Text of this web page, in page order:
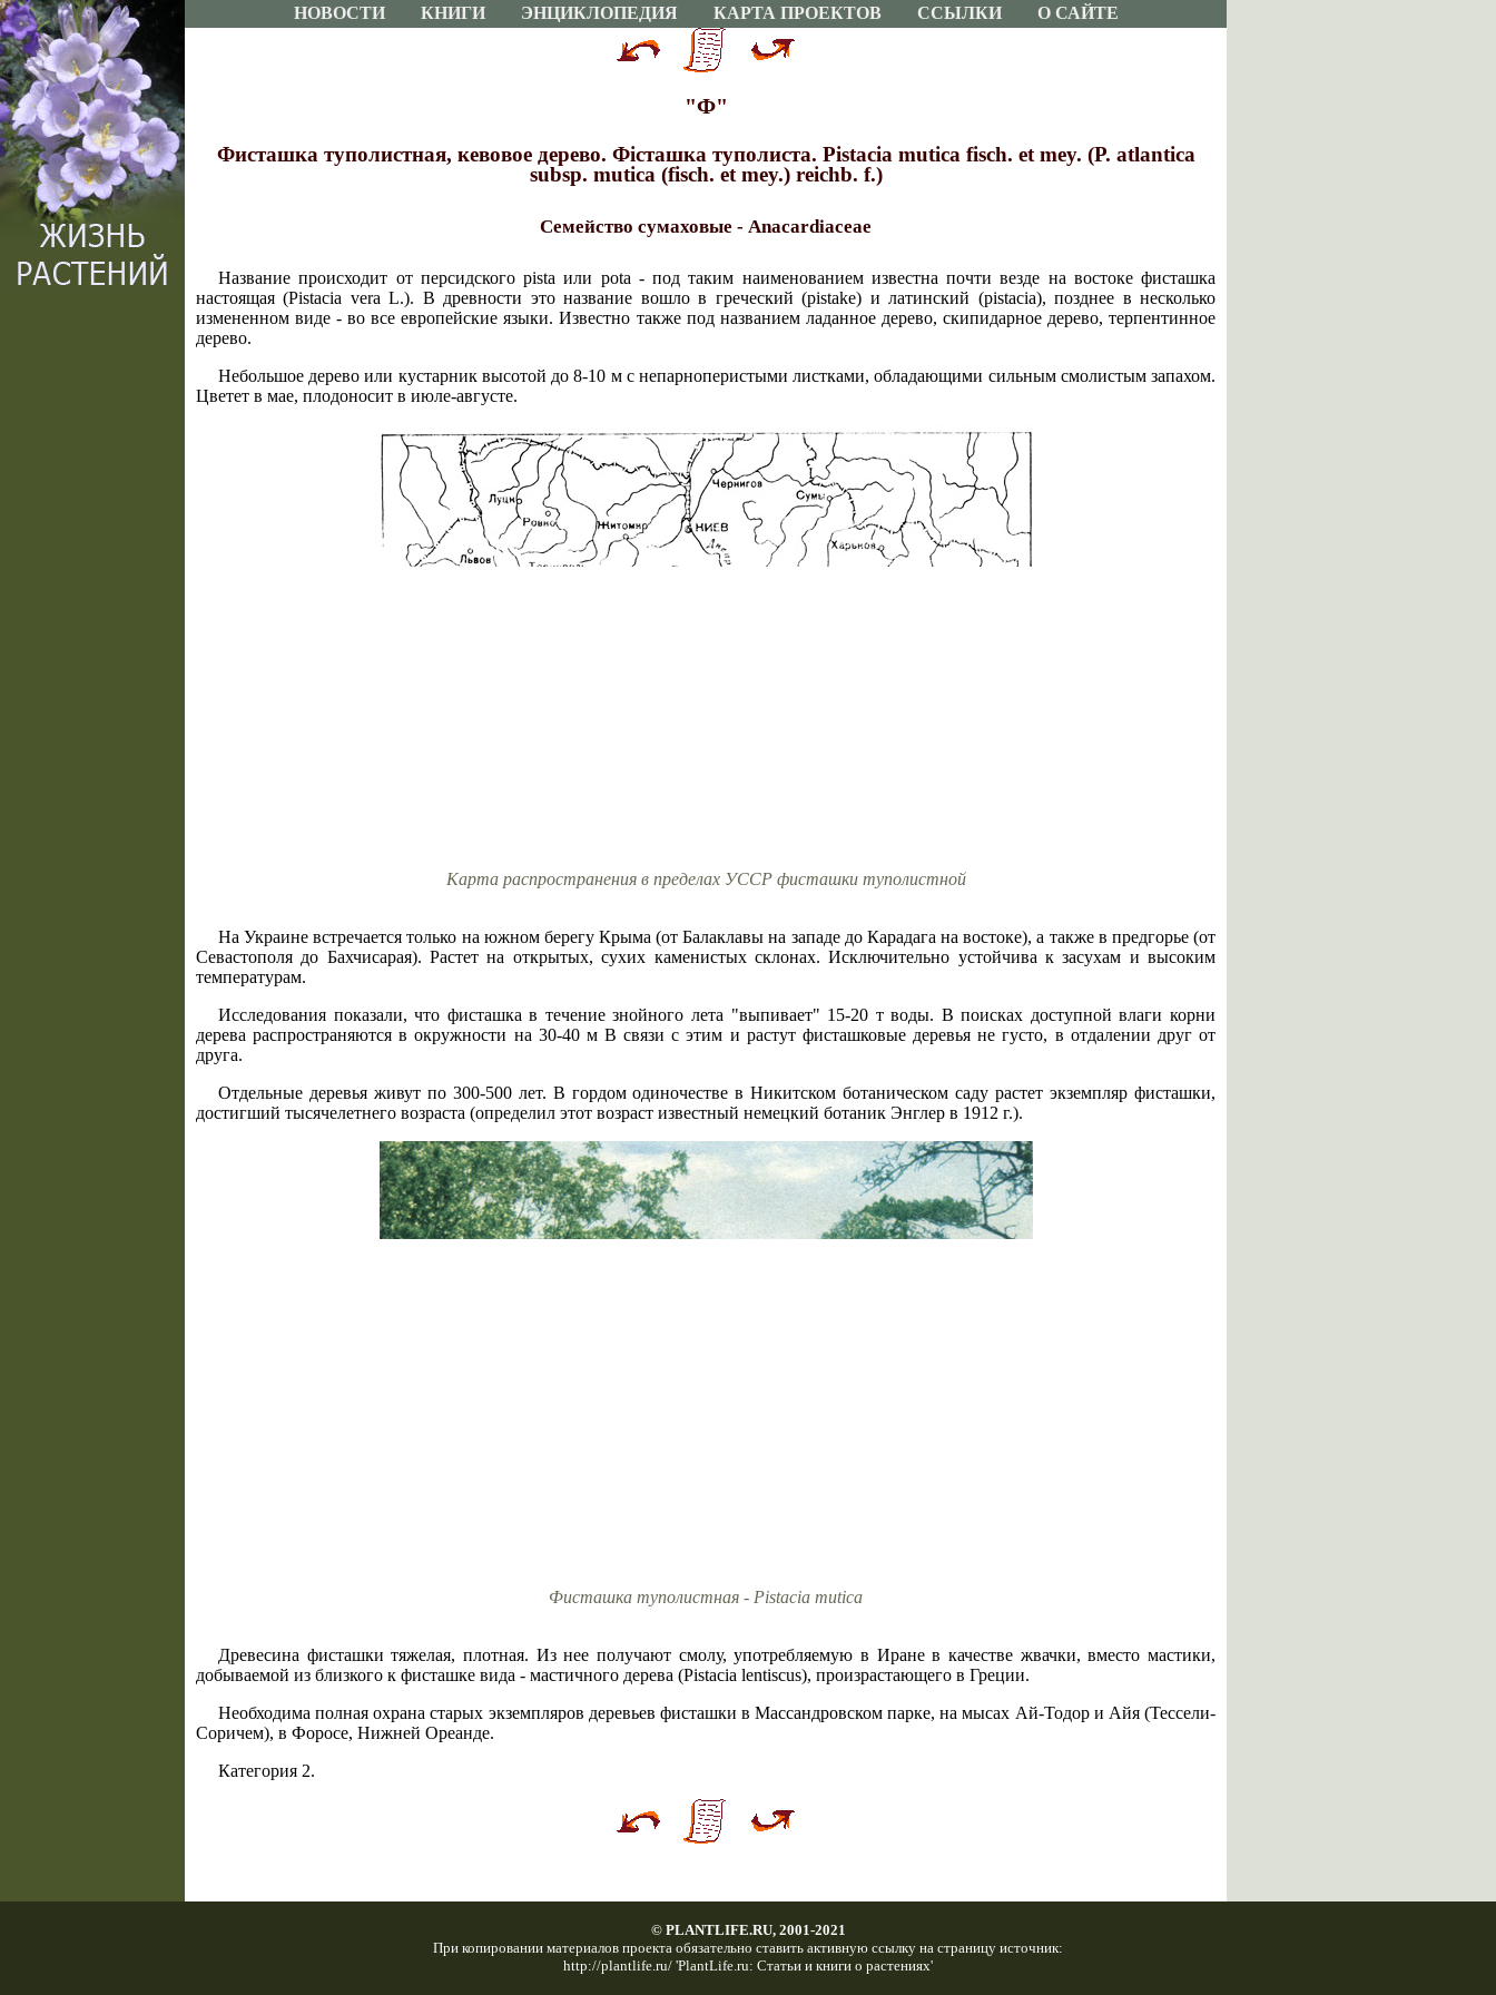
НОВОСТИ КНИГИ ЭНЦИКЛОПЕДИЯ КАРТА ПРОЕКТОВ ССЫЛКИ О САЙТЕ
"Ф"
Фисташка туполистная, кевовое дерево. Фiсташка туполиста. Pistacia mutica fisch. et mey. (P. atlantica
subsp. mutica (fisch. et mey.) reichb. f.)
Семейство сумаховые - Anacardiaceae
Название происходит от персидского pista или pota - под таким наименованием известна почти везде на востоке фисташка
настоящая (Pistacia vera L.). В древности это название вошло в греческий (pistake) и латинский (pistacia), позднее в несколько
измененном виде - во все европейские языки. Известно также под названием ладанное дерево, скипидарное дерево, терпентинное
дерево.
Небольшое дерево или кустарник высотой до 8-10 м с непарноперистыми листками, обладающими сильным смолистым запахом.
Цветет в мае, плодоносит в июле-августе.
Карта распространения в пределах УССР фисташки туполистной
На Украине встречается только на южном берегу Крыма (от Балаклавы на западе до Карадага на востоке), а также в предгорье (от
Севастополя до Бахчисарая). Растет на открытых, сухих каменистых склонах. Исключительно устойчива к засухам и высоким
температурам.
Исследования показали, что фисташка в течение знойного лета "выпивает" 15-20 т воды. В поисках доступной влаги корни
дерева распространяются в окружности на 30-40 м В связи с этим и растут фисташковые деревья не густо, в отдалении друг от
друга.
Отдельные деревья живут по 300-500 лет. В гордом одиночестве в Никитском ботаническом саду растет экземпляр фисташки,
достигший тысячелетнего возраста (определил этот возраст известный немецкий ботаник Энглер в 1912 г.).
Фисташка туполистная - Pistacia mutica
Древесина фисташки тяжелая, плотная. Из нее получают смолу, употребляемую в Иране в качестве жвачки, вместо мастики,
добываемой из близкого к фисташке вида - мастичного дерева (Pistacia lentiscus), произрастающего в Греции.
Необходима полная охрана старых экземпляров деревьев фисташки в Массандровском парке, на мысах Ай-Тодор и Айя (Тессели-
Соричем), в Форосе, Нижней Ореанде.
Категория 2.
© PLANTLIFE.RU, 2001-2021
При копировании материалов проекта обязательно ставить активную ссылку на страницу источник:
http://plantlife.ru/ 'PlantLife.ru: Статьи и книги о растениях'